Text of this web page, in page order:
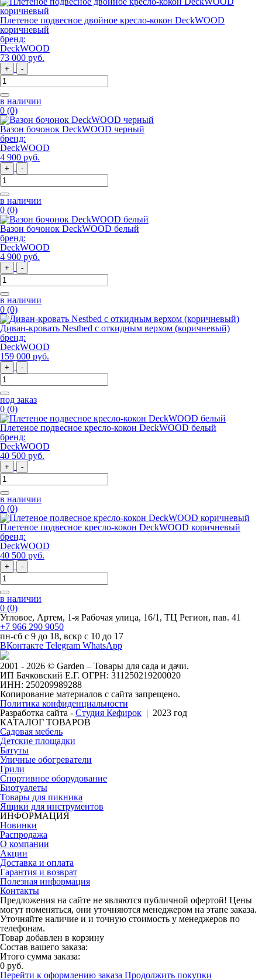
Плетеное подвесное двойное кресло-кокон DeckWOOD
коричневый
бренд:
DeckWOOD
73 000 руб.
+ -
в наличии
0 (0)
Вазон бочонок DeckWOOD черный
бренд:
DeckWOOD
4 900 руб.
+ -
в наличии
0 (0)
Вазон бочонок DeckWOOD белый
бренд:
DeckWOOD
4 900 руб.
+ -
в наличии
0 (0)
Диван-кровать Nestbed с откидным верхом (коричневый)
бренд:
DeckWOOD
159 000 руб.
+ -
под заказ
0 (0)
Плетеное подвесное кресло-кокон DeckWOOD белый
бренд:
DeckWOOD
40 500 руб.
+ -
в наличии
0 (0)
Плетеное подвесное кресло-кокон DeckWOOD коричневый
бренд:
DeckWOOD
40 500 руб.
+ -
в наличии
0 (0)
Угловое, Артем, ​1-я Рабочая улица, 16/1, ТЦ Регион, пав. 41
+7 966 290 9050
пн-сб с 9 до 18, вскр с 10 до 17
ВКонтакте Telegram WhatsApp
2001 - 2026 © Garden – Товары для сада и дачи.
ИП Бачковский Е.Г. ОГРН: 311250219200020
ИНН: 250209989288
Копирование материалов с сайта запрещено.
Политика конфиденциальности
Разработка сайта - Студия Кефирок | 2023 год
КАТАЛОГ ТОВАРОВ
Садовая мебель
Детские площадки
Батуты
Уличные обогреватели
Грили
Спортивное оборудование
Биотуалеты
Товары для пикника
Ящики для инструментов
ИНФОРМАЦИЯ
Новинки
Распродажа
О компании
Акции
Доставка и оплата
Гарантия и возврат
Полезная информация
Контакты
Предложения на сайте не являются публичной офертой! Цены
могут поменяться, они уточняются менеджером на этапе заказа.
Уточняйте наличие и и точную стоимость у менеджеров по
телефонам.
Товар добавлен в корзину
Состав вашего заказа:
Итого сумма заказа:
0 руб.
Перейти к оформлению заказа Продолжить покупки